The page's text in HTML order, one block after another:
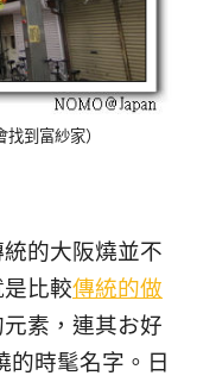
到富紗家）
的大阪燒並不
比較傳統的做
素，連其お好
時髦名字。日